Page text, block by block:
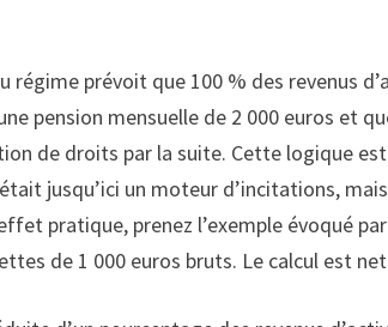
prévoit que 100 % des revenus
pension mensuelle de 2 000 euros et
de droits par la suite. Cette logique
jusqu’ici un moteur d’incitations,
pratique, prenez l’exemple évoqué par
de 1 000 euros bruts. Le calcul est